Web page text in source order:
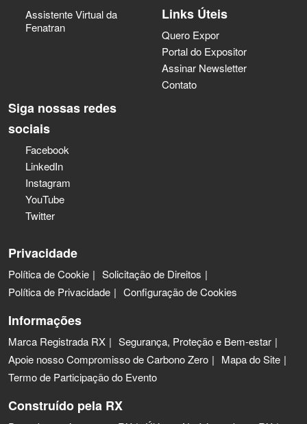
Assistente Virtual da
Fenatran
Links Úteis
Quero Expor
Portal do Expositor
Assinar Newsletter
Contato
Siga nossas redes
sociais
Facebook
LinkedIn
Instagram
YouTube
Twitter
Privacidade
Política de Cookie
Solicitação de Direitos
Política de Privacidade
Configuração de Cookies
Informações
Marca Registrada RX
Segurança, Proteção e Bem-estar
Apoie nosso Compromisso de Carbono Zero
Mapa do Site
Termo de Participação do Evento
Construído pela RX